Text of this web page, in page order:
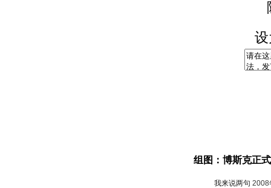
组图：博斯克正
我来说两句 2008